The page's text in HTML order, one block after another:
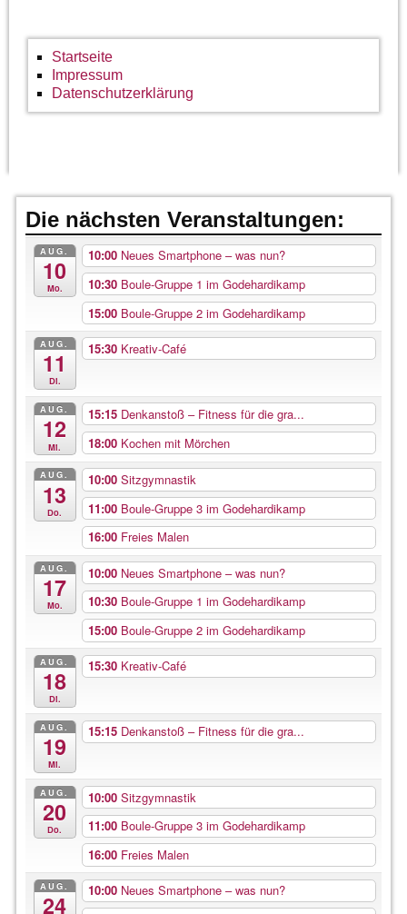
Startseite
Impressum
Datenschutzerklärung
Die nächsten Veranstaltungen:
AUG.
10
Mo.
10:00 Neues Smartphone – was nun?
10:30 Boule-Gruppe 1 im Godehardikamp
15:00 Boule-Gruppe 2 im Godehardikamp
AUG.
11
Di.
15:30 Kreativ-Café
AUG.
12
Mi.
15:15 Denkanstoß – Fitness für die gra...
18:00 Kochen mit Mörchen
AUG.
13
Do.
10:00 Sitzgymnastik
11:00 Boule-Gruppe 3 im Godehardikamp
16:00 Freies Malen
AUG.
17
Mo.
10:00 Neues Smartphone – was nun?
10:30 Boule-Gruppe 1 im Godehardikamp
15:00 Boule-Gruppe 2 im Godehardikamp
AUG.
18
Di.
15:30 Kreativ-Café
AUG.
19
Mi.
15:15 Denkanstoß – Fitness für die gra...
AUG.
20
Do.
10:00 Sitzgymnastik
11:00 Boule-Gruppe 3 im Godehardikamp
16:00 Freies Malen
AUG.
24
10:00 Neues Smartphone – was nun?